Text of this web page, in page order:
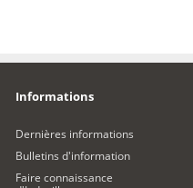
Informations
Dernières informations
Bulletins d'information
Faire connaissance